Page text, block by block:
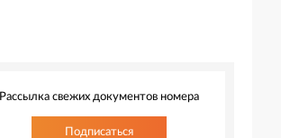
Рассылка свежих документов номера
Подписаться